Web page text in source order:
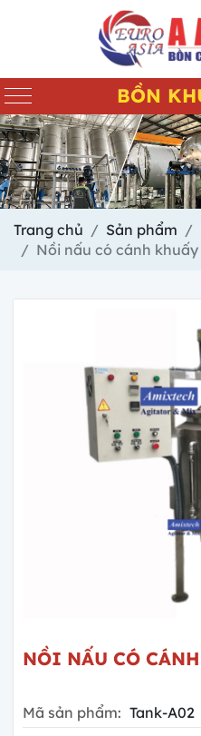
BỒN
Trang chủ Sản phẩm
Nồi nấu có cánh
NỒI NẤU CÓ
Mã sản phẩm: Tank-A02